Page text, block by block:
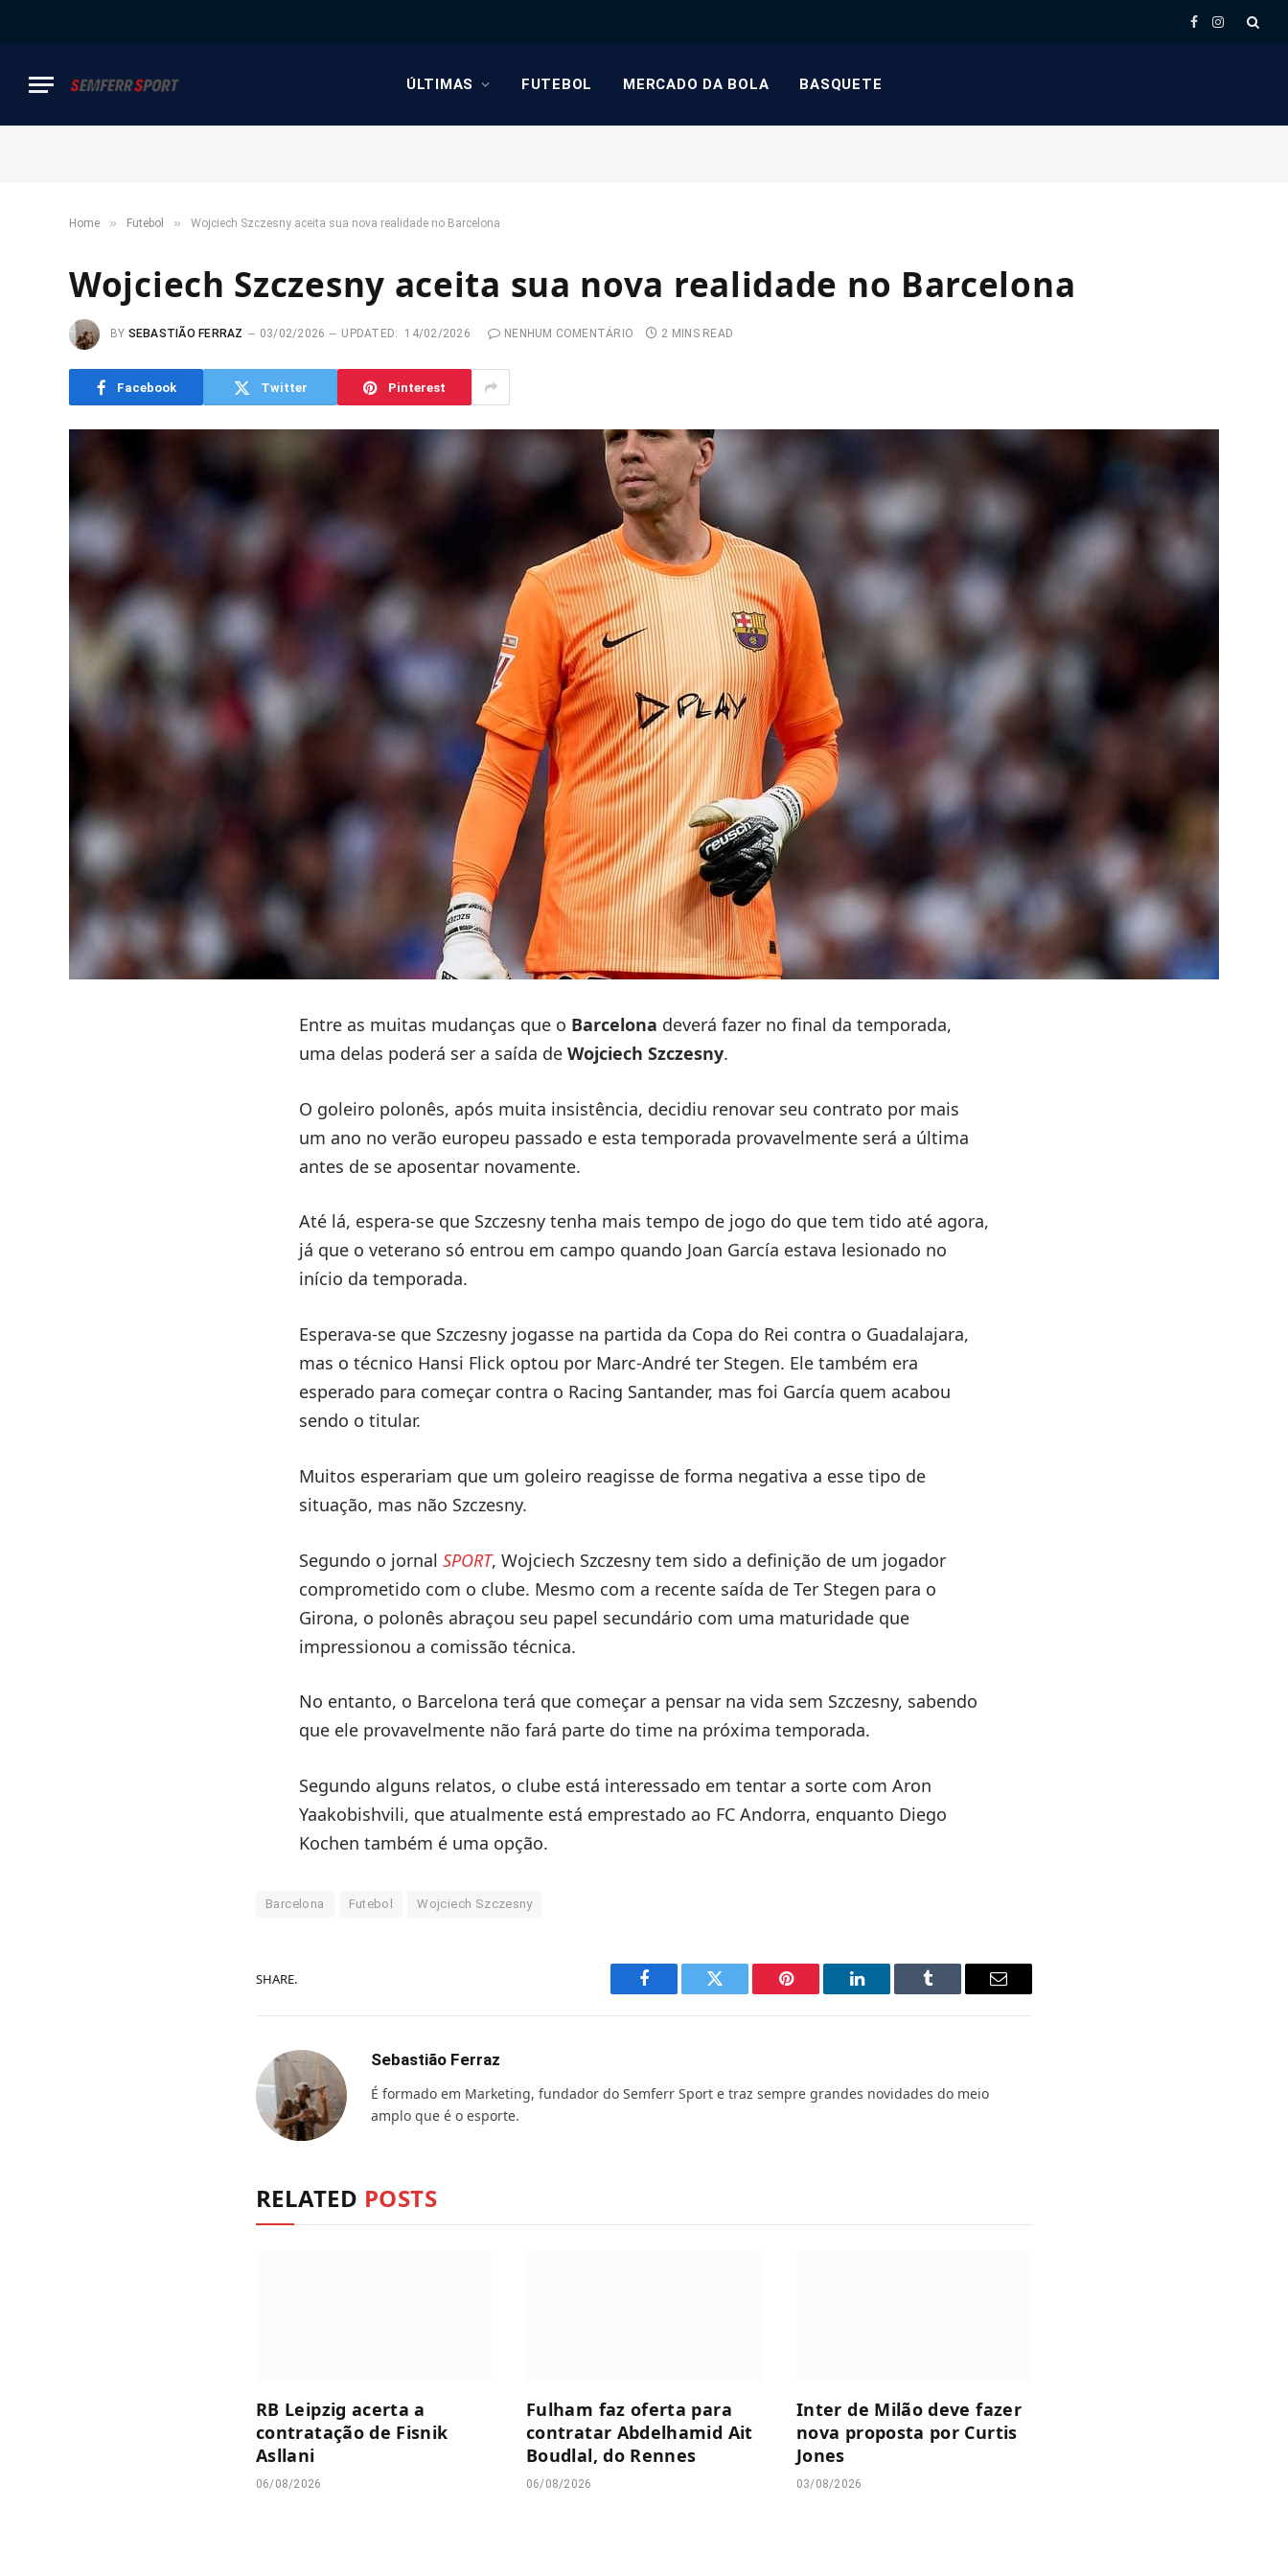
Facebook
Instagram
ÚLTIMAS FUTEBOL MERCADO DA BOLA BASQUETE
Home » Futebol » Wojciech Szczesny aceita sua nova realidade no Barcelona
Wojciech Szczesny aceita sua nova realidade no Barcelona
BY SEBASTIÃO FERRAZ 03/02/2026 UPDATED: 14/02/2026 NENHUM COMENTÁRIO 2 MINS READ
Facebook Twitter Pinterest
Entre as muitas mudanças que o Barcelona deverá fazer no final da temporada,
uma delas poderá ser a saída de Wojciech Szczesny.
O goleiro polonês, após muita insistência, decidiu renovar seu contrato por mais
um ano no verão europeu passado e esta temporada provavelmente será a última
antes de se aposentar novamente.
Até lá, espera-se que Szczesny tenha mais tempo de jogo do que tem tido até agora,
já que o veterano só entrou em campo quando Joan García estava lesionado no
início da temporada.
Esperava-se que Szczesny jogasse na partida da Copa do Rei contra o Guadalajara,
mas o técnico Hansi Flick optou por Marc-André ter Stegen. Ele também era
esperado para começar contra o Racing Santander, mas foi García quem acabou
sendo o titular.
Muitos esperariam que um goleiro reagisse de forma negativa a esse tipo de
situação, mas não Szczesny.
Segundo o jornal SPORT, Wojciech Szczesny tem sido a definição de um jogador
comprometido com o clube. Mesmo com a recente saída de Ter Stegen para o
Girona, o polonês abraçou seu papel secundário com uma maturidade que
impressionou a comissão técnica.
No entanto, o Barcelona terá que começar a pensar na vida sem Szczesny, sabendo
que ele provavelmente não fará parte do time na próxima temporada.
Segundo alguns relatos, o clube está interessado em tentar a sorte com Aron
Yaakobishvili, que atualmente está emprestado ao FC Andorra, enquanto Diego
Kochen também é uma opção.
Barcelona Futebol Wojciech Szczesny
SHARE.
Facebook Twitter Pinterest LinkedIn Tumblr Email
Sebastião Ferraz
É formado em Marketing, fundador do Semferr Sport e traz sempre grandes novidades do meio
amplo que é o esporte.
RELATED POSTS
RB Leipzig acerta a
contratação de Fisnik
Asllani
06/08/2026
Fulham faz oferta para
contratar Abdelhamid Ait
Boudlal, do Rennes
06/08/2026
Inter de Milão deve fazer
nova proposta por Curtis
Jones
03/08/2026